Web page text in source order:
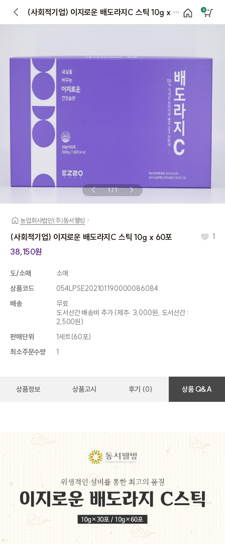
(사회적기업) 이지로운 배도라지C 스틱 10g x 60포 0
1/1
농업회사법인(주)동서웰빙
(사회적기업) 이지로운 배도라지C 스틱 10g x 60포 1
38,150원
도/소매
소매
상품코드
054LPSE202101190000086084
배송
무료
도서산간 배송비 추가 (제주: 3,000원, 도서산간 :
2,500원)
판매단위
1세트(60포)
최소주문수량
1
상품정보 상품고시 후기 (0) 상품 Q&A